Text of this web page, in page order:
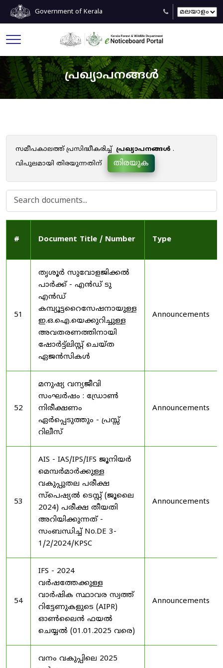
Government of Kerala
പ്രഖ്യാപനങ്ങൾ
സമീപകാലത്ത് പ്രസിദ്ധീകരിച്ച് പ്രഖ്യാപനങ്ങൾ .
വിപുലമായി തിരയുന്നതിന്
തിരയുക
# Document Title / Number Type
51
തൃശൂർ സുവോളജിക്കൽ
പാർക്ക് - എൻഡ് ടു
എൻഡ്
കമ്പ്യൂട്ടറൈസേഷനായുള്ള
ഇ.ഒ.ഐ.യെക്കുറിച്ചുള്ള
അവതരണത്തിനായി
ഷോർട്ട്‌ലിസ്റ്റ് ചെയ്ത
ഏജൻസികൾ
Announcements
52
മനുഷ്യ വന്യജീവി
സംഘർഷം : ഡ്രോൺ
നിരീക്ഷണം
ഏർപ്പെടുത്തും - പ്രസ്സ്
റിലീസ്
Announcements
53
AIS - IAS/IPS/IFS ജൂനിയർ
മെമ്പർമാർക്കുള്ള
വകുപ്പുതല പരീക്ഷ
സ്പെഷ്യൽ ടെസ്റ്റ് (ജൂലൈ
2024) പരീക്ഷ തീയതി
അറിയിക്കുന്നത് -
സംബന്ധിച്ച് No.DE 3-
1/2/2024/KPSC
Announcements
54
IFS - 2024
വർഷത്തേക്കുള്ള
വാർഷിക സ്ഥാവര സ്വത്ത്
റിട്ടേണുകളുടെ (AIPR)
ഓൺലൈൻ ഫയൽ
ചെയ്യൽ (01.01.2025 വരെ)
Announcements
വനം വകുപ്പിലെ 2025